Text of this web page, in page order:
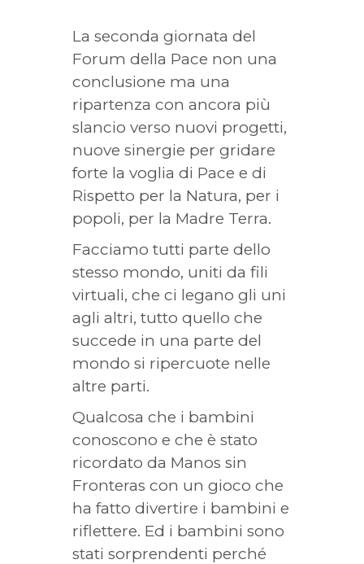
La seconda giornata del
Forum della Pace non una
conclusione ma una
ripartenza con ancora più
slancio verso nuovi progetti,
nuove sinergie per gridare
forte la voglia di Pace e di
Rispetto per la Natura, per i
popoli, per la Madre Terra.
Facciamo tutti parte dello
stesso mondo, uniti da fili
virtuali, che ci legano gli uni
agli altri, tutto quello che
succede in una parte del
mondo si ripercuote nelle
altre parti.
Qualcosa che i bambini
conoscono e che è stato
ricordato da Manos sin
Fronteras con un gioco che
ha fatto divertire i bambini e
riflettere. Ed i bambini sono
stati sorprendenti perché